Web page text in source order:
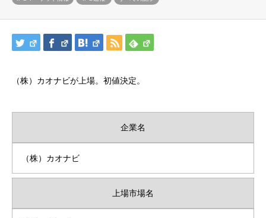
（株）カオナビが上場。初値決定。
企業名
（株）カオナビ
上場市場名